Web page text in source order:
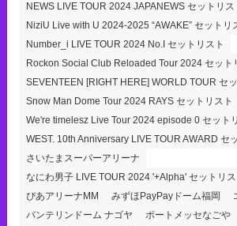
NEWS LIVE TOUR 2024 JAPANEWS セットリス
NiziU Live with U 2024-2025 “AWAKE” セットリ
Number_i LIVE TOUR 2024 No.I セットリスト
Rockon Social Club Reloaded Tour 2024 セット
SEVENTEEN [RIGHT HERE] WORLD TOUR セ
Snow Man Dome Tour 2024 RAYS セットリスト
We're timelesz Live Tour 2024 episode 0 セット
WEST. 10th Anniversary LIVE TOUR AWARD セ
さいたまスーパーアリーナ
なにわ男子 LIVE TOUR 2024 '+Alpha' セットリス
ぴあアリーナMM
みずほPayPayドーム福岡
バンテリンドーム ナゴヤ
ポートメッセなごや